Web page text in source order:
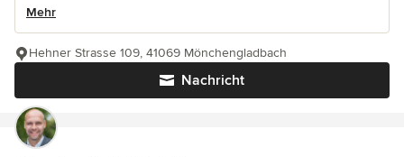
Mehr
Nachricht
Hehner Strasse 109, 41069 Mönchengladbach